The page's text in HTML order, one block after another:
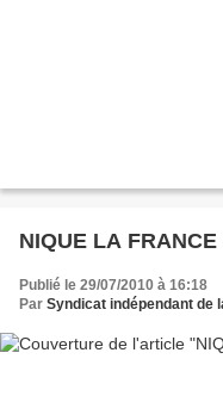
NIQUE LA
Publié le 29/07/2010 à 16:18
Par Syndicat indépendant de